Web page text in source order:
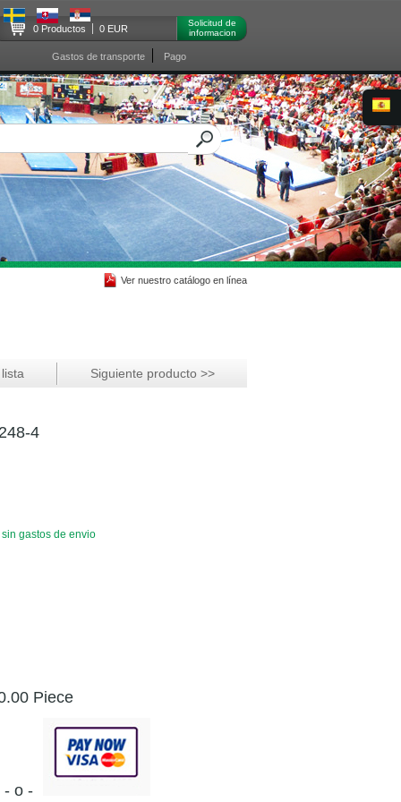
0 Productos 0 EUR
Solicitud de
informacion
Gastos de transporte Pago
Ver nuestro catálogo en línea
Siguiente producto >>
4
sin gastos de envio
Piece
- o -